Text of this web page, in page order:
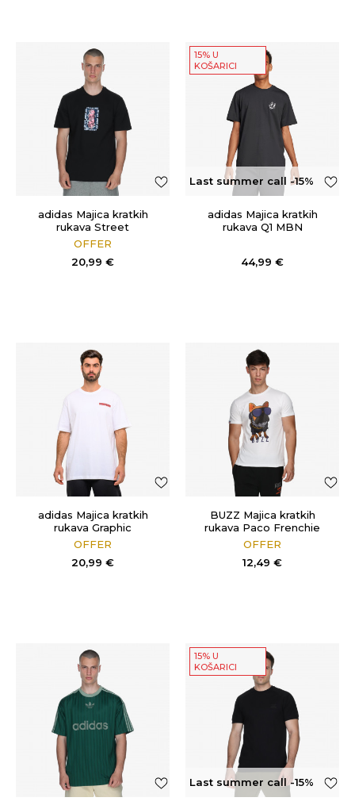
adidas Majica kratkih
rukava Street
OFFER
20,99 €
15% U
KOŠARICI
Last summer call -15%
OFFadidas Majica kratkih
rukava Q1 MBN
44,99 €
adidas Majica kratkih
rukava Graphic
OFFER
20,99 €
BUZZ Majica kratkih
rukava Paco Frenchie
OFFER
12,49 €
15% U
KOŠARICI
Last summer call -15%